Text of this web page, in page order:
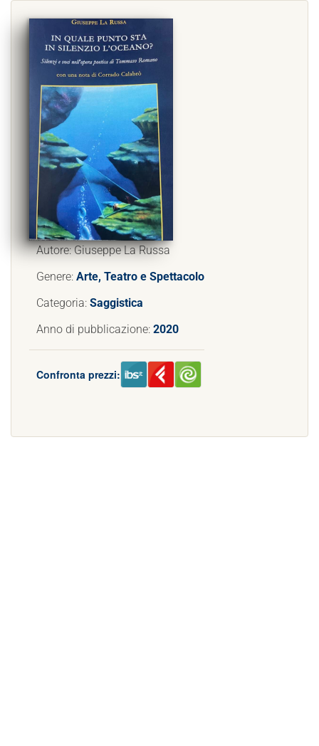
Autore: Giuseppe La Russa
Genere: Arte, Teatro e Spettacolo
Categoria: Saggistica
Anno di pubblicazione: 2020
Confronta prezzi: